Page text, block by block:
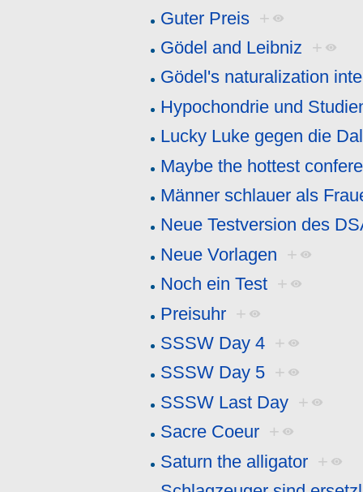
Guter Preis +
Gödel and Leibniz +
Gödel's naturalization
Hypochondrie und
Lucky Luke gegen die
Maybe the hottest
Männer schlauer als
Neue Testversion des
Neue Vorlagen +
Noch ein Test +
Preisuhr +
SSSW Day 4 +
SSSW Day 5 +
SSSW Last Day +
Sacre Coeur +
Saturn the alligator +